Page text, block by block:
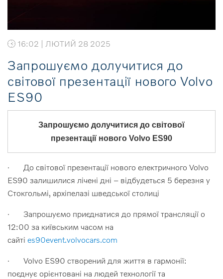
16:02 | ЛЮТИЙ 28 2025
Запрошуємо долучитися до
світової презентації нового Volvo
ES90
Запрошуємо долучитися до світової
презентації нового Volvo ES90
· До світової презентації нового електричного Volvo
ES90 залишилися лічені дні – відбудеться 5 березня у
Стокгольмі, архіпелазі шведської столиці
· Запрошуємо приєднатися до прямої трансляції о
12:00 за київським часом на
сайті es90event.volvocars.com
· Volvo ES90 створений для життя в гармонії:
поєднує орієнтовані на людей технології та